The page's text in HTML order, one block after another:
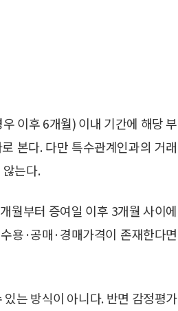
이후 6개월) 이내 기간에 해당 부
본다. 다만 특수관계인과의 거래
는다.
월부터 증여일 이후 3개월 사이에
용·공매·경매가격이 존재한다면
는 방식이 아니다. 반면 감정평가